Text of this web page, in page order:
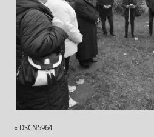
« DSCN5964